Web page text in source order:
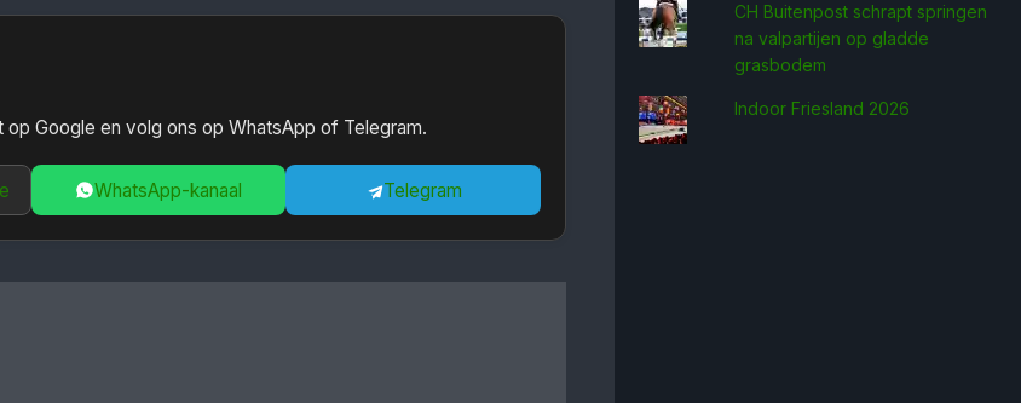
Google en volg ons op WhatsApp of Telegram.
WhatsApp-kanaal Telegram
CH Buitenpost schrapt springen
na valpartijen op gladde
grasbodem
Indoor Friesland 2026